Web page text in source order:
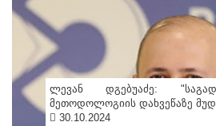
ლევან დგებუაძე:
მეთოდოლოგიის დახვეწაზე
30.10.2024